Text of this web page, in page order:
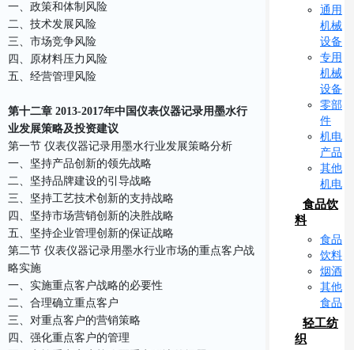
一、政策和体制风险
二、技术发展风险
三、市场竞争风险
四、原材料压力风险
五、经营管理风险
第十二章 2013-2017年中国仪表仪器记录用墨水行
业发展策略及投资建议
第一节 仪表仪器记录用墨水行业发展策略分析
一、坚持产品创新的领先战略
二、坚持品牌建设的引导战略
三、坚持工艺技术创新的支持战略
四、坚持市场营销创新的决胜战略
五、坚持企业管理创新的保证战略
第二节 仪表仪器记录用墨水行业市场的重点客户战
略实施
一、实施重点客户战略的必要性
二、合理确立重点客户
三、对重点客户的营销策略
四、强化重点客户的管理
通用
机械
设备
专用
机械
设备
零部
件
机电
产品
其他
机电
食品饮
料
食品
饮料
烟酒
其他
食品
轻工纺
织